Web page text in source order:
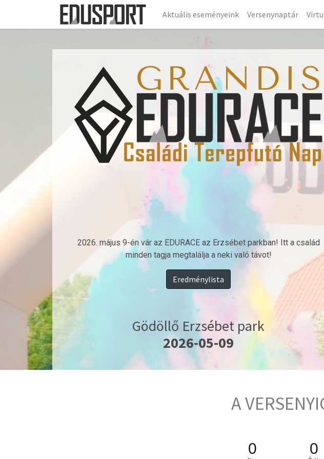
Aktuális eseményeink Versenynaptár
2026. május 9-én vár az EDURACE az Erzsébet parkban! Itt a család
minden tagja megtalálja a neki való távot!
Eredménylista
Gödöllő Erzsébet park
2026-05-09
A